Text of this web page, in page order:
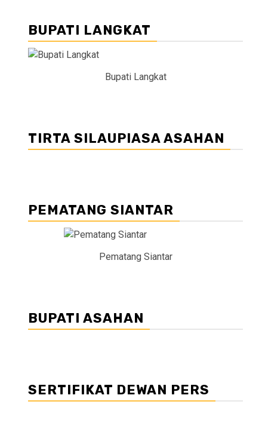
BUPATI LANGKAT
Bupati Langkat
TIRTA SILAUPIASA ASAHAN
PEMATANG SIANTAR
Pematang Siantar
BUPATI ASAHAN
SERTIFIKAT DEWAN PERS